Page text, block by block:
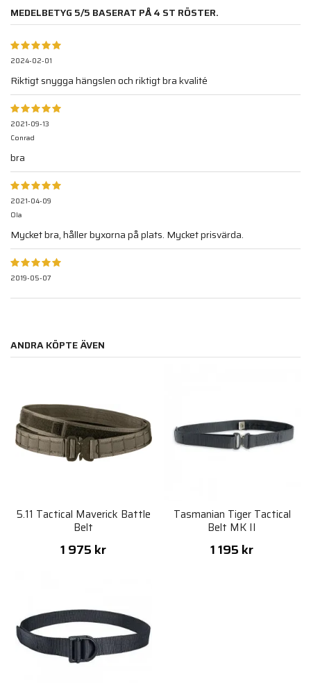
MEDELBETYG 5/5 BASERAT PÅ4 ST RÖSTER.
2024-02-01
Riktigt snygga hängslen och riktigt bra kvalité
2021-09-13
Conrad
bra
2021-04-09
Ola
Mycket bra, håller byxorna på plats. Mycket prisvärda.
2019-05-07
ANDRA KÖPTE ÄVEN
5.11 Tactical Maverick Battle
Belt
1 975 kr
Tasmanian Tiger Tactical
Belt MK II
1 195 kr